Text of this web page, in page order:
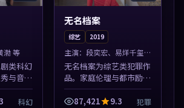
渤 等
类科幻
与音乐
视平台
现好科幻
无名档案
综艺 2019
主演： 段奕宏、易烊千玺
等
无名档案为综艺类犯罪作
品。家庭伦理与都市励志
题材丰富，高清免费在线
播放，适合全年龄段观
87,421 9.3 犯罪